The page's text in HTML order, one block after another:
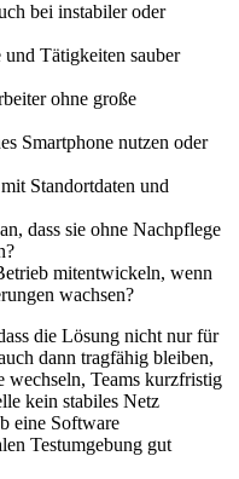
bei instabiler oder
Tätigkeiten sauber
ohne große
Smartphone nutzen oder
Standortdaten und
dass sie ohne Nachpflege
mitentwickeln, wenn
wachsen?
die Lösung nicht nur für
dann tragfähig bleiben,
wechseln, Teams kurzfristig
kein stabiles Netz
eine Software
Testumgebung gut